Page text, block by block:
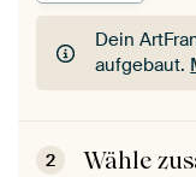
Dein
aufgebaut.
Dein
aufgebaut.
2 Wähle